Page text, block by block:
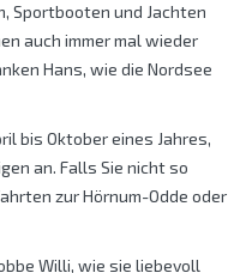
Sportbooten und Jachten
auch immer mal wieder
Hans, wie die Nordsee
bis Oktober eines Jahres,
an. Falls Sie nicht so
zur Hörnum-Odde oder
Willi, wie sie liebevoll